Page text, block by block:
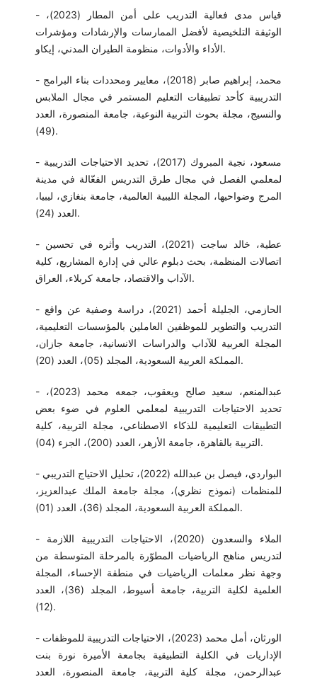
- قياس مدى فعالية التدريب على أمن المطار (2023)،
الوثيقة التلخيصية لأفضل الممارسات والإرشادات ومؤشرات
الأداء والأدوات، منظومة الطيران المدني، إيكاو.
- محمد، إبراهيم صابر (2018)، معايير ومحددات بناء البرامج
التدريبية كأحد تطبيقات التعليم المستمر في مجال الملابس
والنسيج، مجلة بحوث التربية النوعية، جامعة المنصورة، العدد
(49).
- مسعود، نجية المبروك (2017)، تحديد الاحتياجات التدريبية
لمعلمي الفصل في مجال طرق التدريس الفعّالة في مدينة
المرج وضواحيها، المجلة الليبية العالمية، جامعة بنغازي، ليبيا،
العدد (24).
- عطية، خالد ساجت (2021)، التدريب وأثره في تحسين
اتصالات المنظمة، بحث دبلوم عالي في إدارة المشاريع، كلية
الآداب والاقتصاد، جامعة كربلاء، العراق.
- الحازمي، الجليلة أحمد (2021)، دراسة وصفية عن واقع
التدريب والتطوير للموظفين العاملين بالمؤسسات التعليمية،
المجلة العربية للآداب والدراسات الانسانية، جامعة جازان،
المملكة العربية السعودية، المجلد (05)، العدد (20).
- عبدالمنعم، سعيد صالح ويعقوب، جمعه محمد (2023)،
تحديد الاحتياجات التدريبية لمعلمي العلوم في ضوء بعض
التطبيقات التعليمية للذكاء الاصطناعي، مجلة التربية، كلية
التربية بالقاهرة، جامعة الأزهر، العدد (200)، الجزء (04).
- البواردي، فيصل بن عبدالله (2022)، تحليل الاحتياج التدريبي
للمنظمات (نموذج نظري)، مجلة جامعة الملك عبدالعزيز،
المملكة العربية السعودية، المجلد (36)، العدد (01).
- الملاء والسعدون (2020)، الاحتياجات التدريبية اللازمة
لتدريس مناهج الرياضيات المطوّرة بالمرحلة المتوسطة من
وجهة نظر معلمات الرياضيات في منطقة الإحساء، المجلة
العلمية لكلية التربية، جامعة أسيوط، المجلد (36)، العدد
(12).
- الورثان، أمل محمد (2023)، الاحتياجات التدريبية للموظفات
الإداريات في الكلية التطبيقية بجامعة الأميرة نورة بنت
عبدالرحمن، مجلة كلية التربية، جامعة المنصورة، العدد